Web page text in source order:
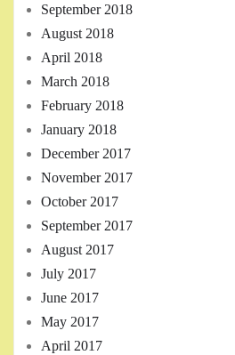
September 2018
August 2018
April 2018
March 2018
February 2018
January 2018
December 2017
November 2017
October 2017
September 2017
August 2017
July 2017
June 2017
May 2017
April 2017